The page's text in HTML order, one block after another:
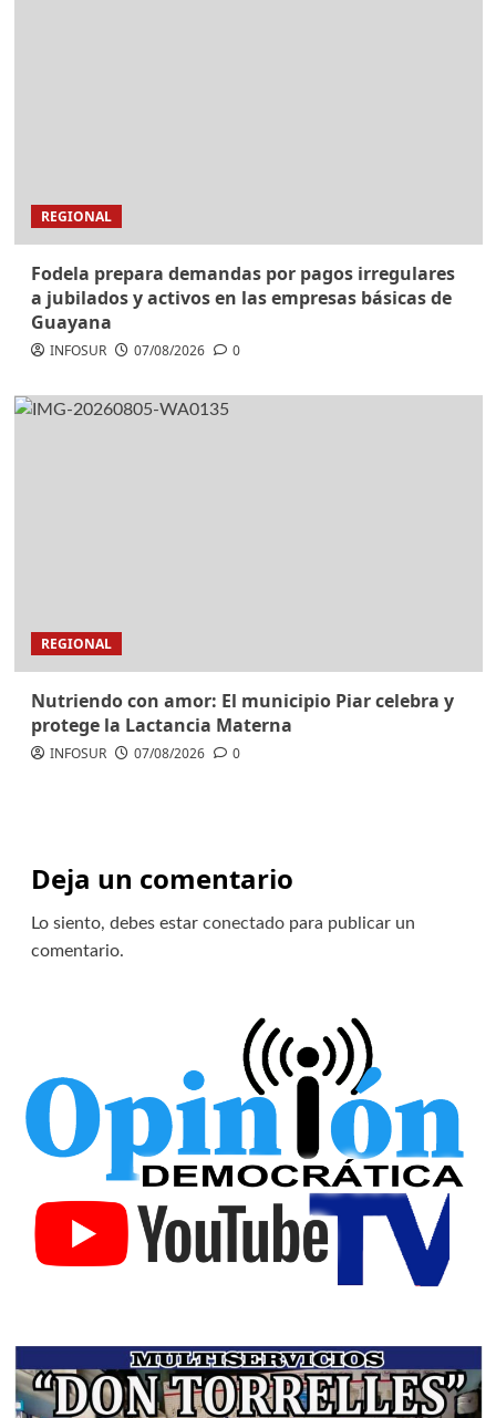
REGIONAL
Fodela prepara demandas por pagos irregulares
a jubilados y activos en las empresas básicas de
Guayana
INFOSUR 07/08/2026 0
REGIONAL
Nutriendo con amor: El municipio Piar celebra y
protege la Lactancia Materna
INFOSUR 07/08/2026 0
Deja un comentario
Lo siento, debes estar conectadopara publicar un
comentario.